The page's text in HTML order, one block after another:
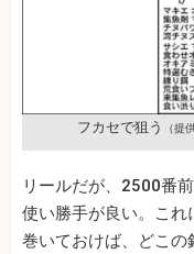
フカセで狙う （提
リールだが、2500番
使い勝手が良い。こ
巻いておけば、どこの